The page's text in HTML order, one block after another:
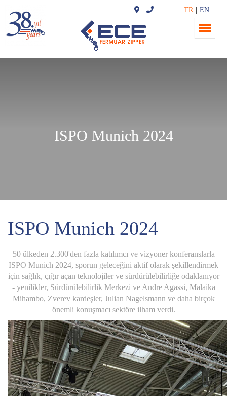
EN
TR
ISPO Munich 2024
ISPO Munich 2024
50 ülkeden 2.300'den fazla katılımcı ve vizyoner konferanslarla
ISPO Munich 2024, sporun geleceğini aktif olarak şekillendirmek
için sağlık, çığır açan teknolojiler ve sürdürülebilirliğe odaklanıyor
- yenilikler, Sürdürülebilirlik Merkezi ve Andre Agassi, Malaika
Mihambo, Zverev kardeşler, Julian Nagelsmann ve daha birçok
önemli konuşmacı sektöre ilham verdi.